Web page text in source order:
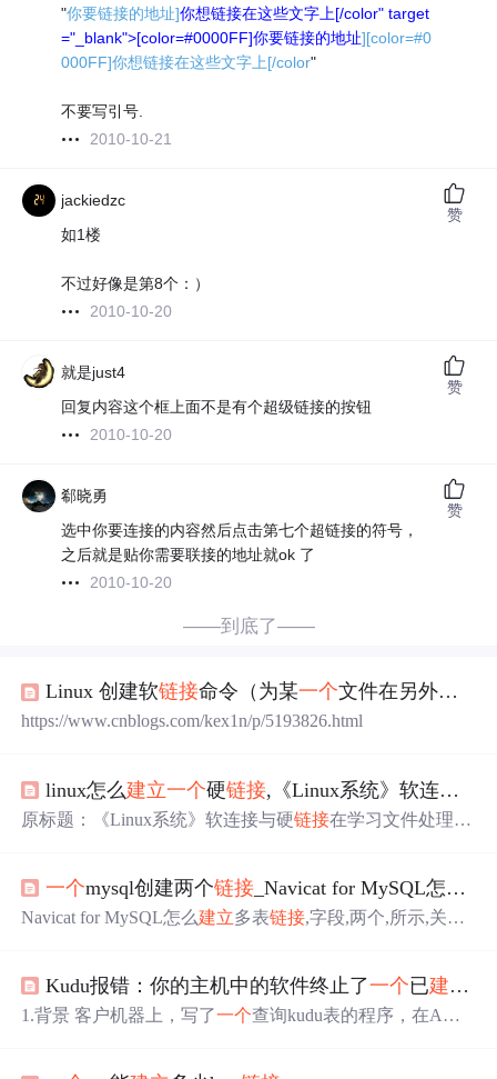
"你要链接的地址]你想链接在这些文字上[/color" target
="_blank">[color=#0000FF]你要链接的地址][color=#0
000FF]你想链接在这些文字上[/color"
不要写引号.
2010-10-21
jackiedzc
如1楼
不过好像是第8个：）
2010-10-20
赞
就是just4
回复内容这个框上面不是有个超级链接的按钮
2010-10-20
赞
郗晓勇
选中你要连接的内容然后点击第七个超链接的符号，
之后就是贴你需要联接的地址就ok 了
2010-10-20
赞
——到底了——
Linux 创建软链接命令（为某一个文件在另外一个
https://www.cnblogs.com/kex1n/p/5193826.html
linux怎么建立一个硬链接,《Linux系统》软连接与硬
原标题：《Linux系统》软连接与硬链接在学习文件处理命
快捷方式。那么下面再具体讲讲软连接和硬 链接的区别。
如果想弄明白软硬链接，首先我们得先知道inode的概念。
e...
一个mysql创建两个链接 _Navicat for MySQL怎么
Navicat for MySQL怎么建立多表链接,字段,两个,所示,关系,
相关内容。构建两张表的多对多关系：清洗数据表(clean_d
ata表)与用户表(user表)建立多对多的关系。如下图所示：1.
Kudu报错：你的主机中的软件终止了一个已建立
1.背景 客户机器上，写了一个查询kudu表的程序，在A集